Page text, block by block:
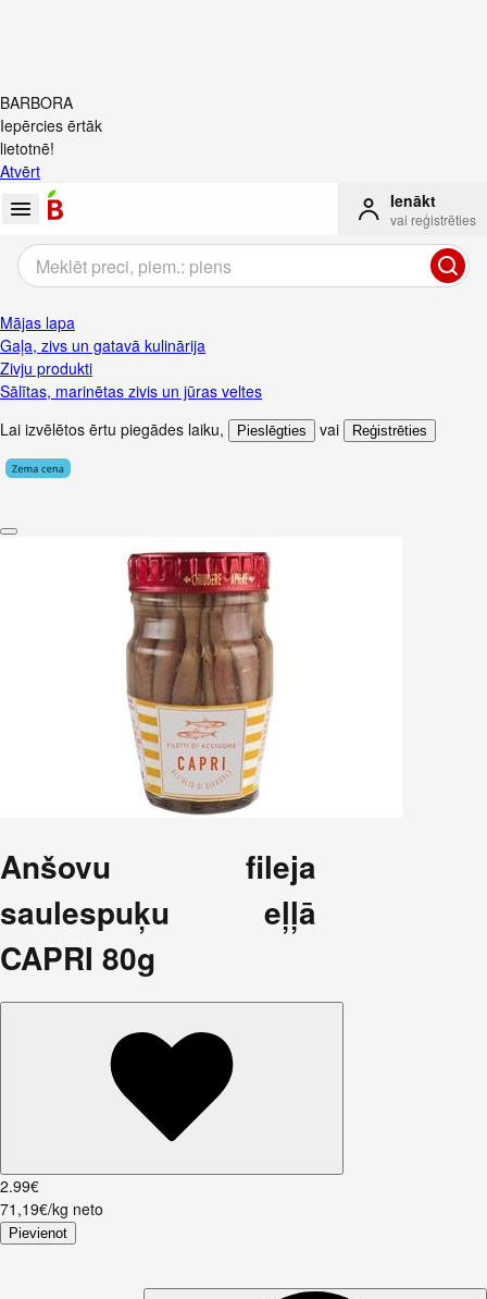
BARBORA
Iepērcies ērtāk
lietotnē!
Atvērt
Ienākt
vai reģistrēties
Mājas lapa
Gaļa, zivs un gatavā kulinārija
Zivju produkti
Sālītas, marinētas zivis un jūras veltes
Lai izvēlētos ērtu piegādes laiku, Pieslēgties vai Reģistrēties
Anšovu fileja
saulespuķu eļļā
CAPRI 80g
2.99€
71,19€/kg neto
Pievienot